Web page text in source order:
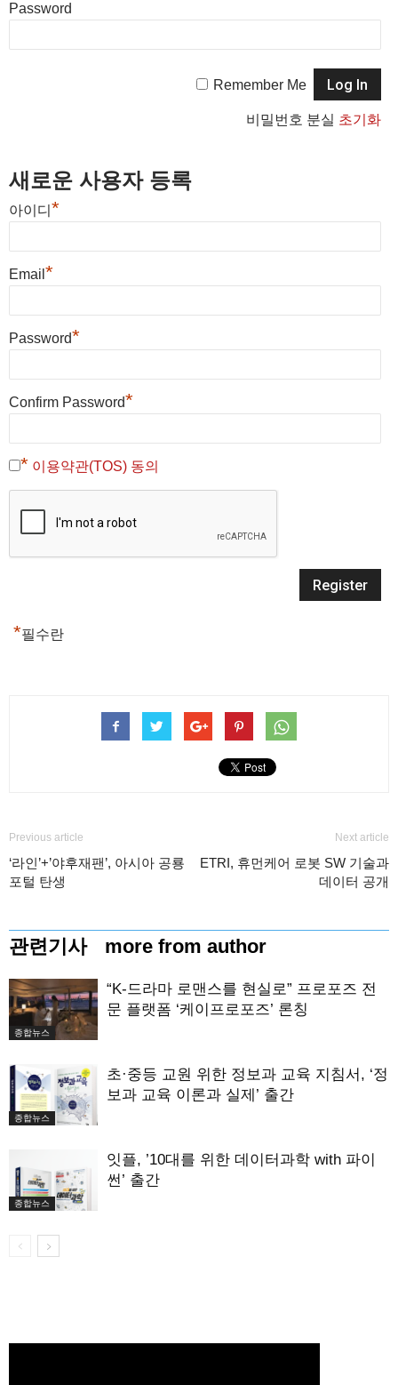
Password
Remember Me
비밀번호 분실 초기화
새로운 사용자 등록
아이디 *
Email *
Password*
Confirm Password*
* 이용약관(TOS) 동의
*필수란
Previous article
‘라인’+’야후재팬’, 아시아 공룡
포털 탄생
Next article
ETRI, 휴먼케어 로봇 SW 기술과
데이터 공개
관련기사 more from author
종합뉴스
“K-드라마 로맨스를 현실로” 프로포즈 전
문 플랫폼 ‘케이프로포즈’ 론칭
종합뉴스
초·중등 교원 위한 정보과 교육 지침서, ‘정
보과 교육 이론과 실제’ 출간
종합뉴스
잇플, ’10대를 위한 데이터과학 with 파이
썬’ 출간